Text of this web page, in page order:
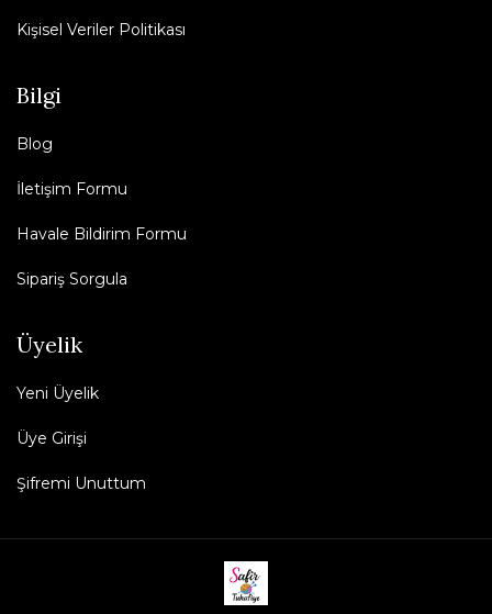
Kişisel Veriler Politikası
Bilgi
Blog
İletişim Formu
Havale Bildirim Formu
Sipariş Sorgula
Üyelik
Yeni Üyelik
Üye Girişi
Şifremi Unuttum